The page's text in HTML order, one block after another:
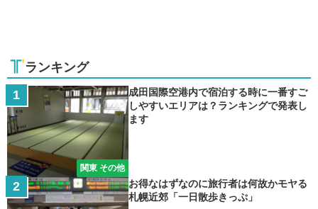
ランキング
関東 その他
成田国際空港内で宿泊する時に一番すご
しやすいエリアは？ランキングで発表し
ます
お得なはずなのに旅行者は何故かモヤる
札幌近郊「一日散歩きっぷ」